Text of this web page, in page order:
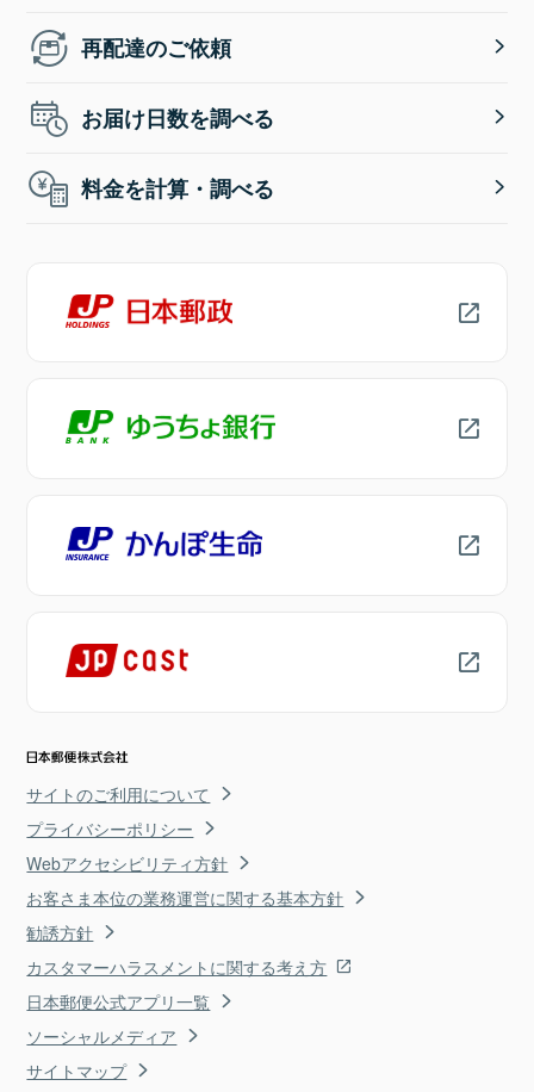
再配達のご依頼
お届け日数を調べる
料金を計算・調べる
サイトのご利用について
プライバシーポリシー
Webアクセシビリティ方針
お客さま本位の業務運営に関する基本方針
勧誘方針
カスタマーハラスメントに関する考え方
日本郵便公式アプリ一覧
ソーシャルメディア
サイトマップ